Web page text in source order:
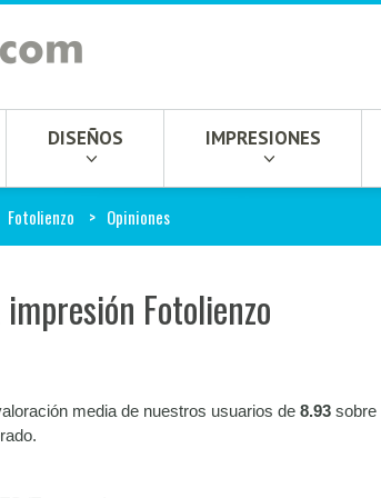
DISEÑOS IMPRESIONES
Fotolienzo Opiniones
Fotolienzo
media de nuestros usuarios de 8.93 sobre